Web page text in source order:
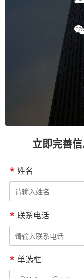
立即完善
姓名
联系电话
单选框